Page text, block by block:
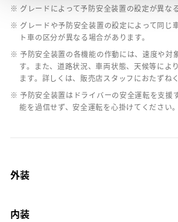
※ グレードによって予防安全装置の設定が異な
※ グレードや予防安全装置の設定によって同じ
ト車の区分が異なる場合があります。
※ 予防安全装置の各機能の作動には、速度や対
す。また、道路状況、車両状態、天候等によ
ます。詳しくは、販売店スタッフにおたずね
※ 予防安全装置はドライバーの安全運転を支援
能を過信せず、安全運転を心掛けてください。
外装
内装